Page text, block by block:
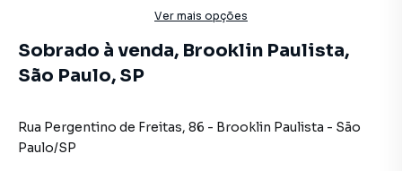
Ver mais opções
Sobrado à venda, Brooklin Paulista,
São Paulo, SP
Rua Pergentino de Freitas, 86 - Brooklin Paulista - São
Paulo/SP